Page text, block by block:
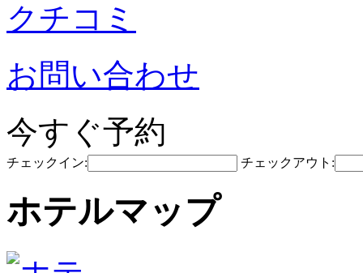
クチコミ
お問い合わせ
今すぐ予約
チェックイン: チェックアウト:
ホテルマップ